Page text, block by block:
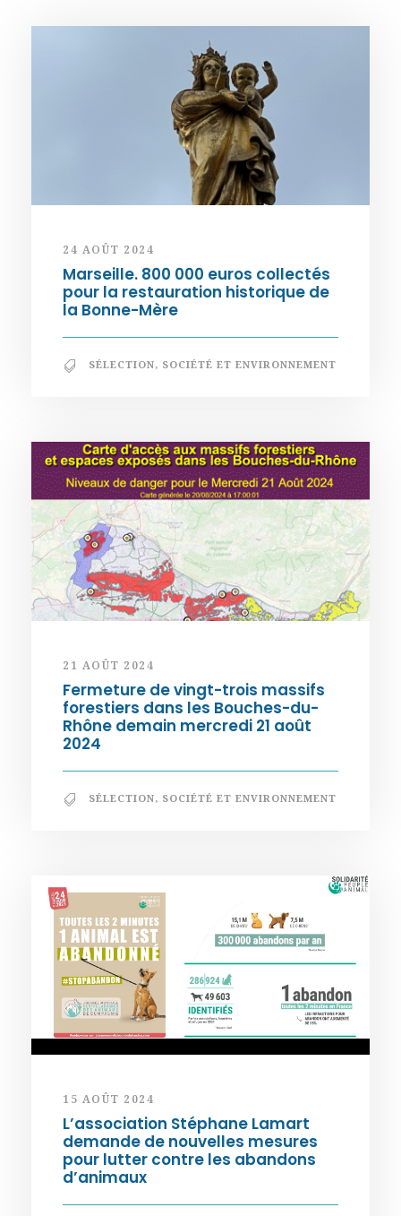
24 AOÛT 2024
Marseille. 800 000 euros collectés
pour la restauration historique de
la Bonne-Mère
SÉLECTION, SOCIÉTÉ ET ENVIRONNEMENT
21 AOÛT 2024
Fermeture de vingt-trois massifs
forestiers dans les Bouches-du-
Rhône demain mercredi 21 août
2024
SÉLECTION, SOCIÉTÉ ET ENVIRONNEMENT
15 AOÛT 2024
L’association Stéphane Lamart
demande de nouvelles mesures
pour lutter contre les abandons
d’animaux